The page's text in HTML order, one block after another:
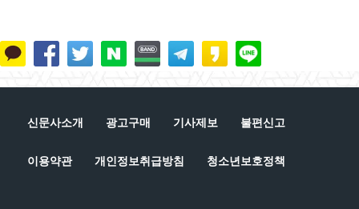
신문사소개 광고구매 기사제보 불편신고
이용약관 개인정보취급방침 청소년보호정책